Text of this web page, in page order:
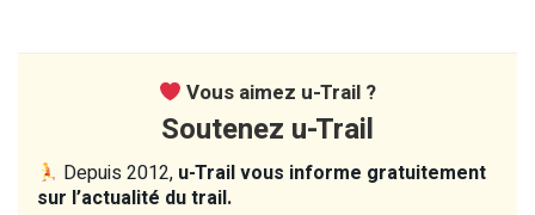
Vous aimez u-Trail ?
Soutenez u-Trail
Depuis 2012, u-Trail vous informe gratuitement
sur l’actualité du trail.